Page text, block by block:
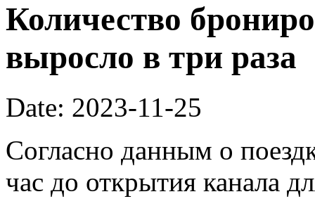
Количество
выросло в три раза
Date: 2023-11-25
Согласно данным о
час до открытия канала